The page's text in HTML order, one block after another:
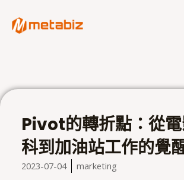
Pivot的轉折點：從
科到加油站工作的覺
2023-07-04 marketing